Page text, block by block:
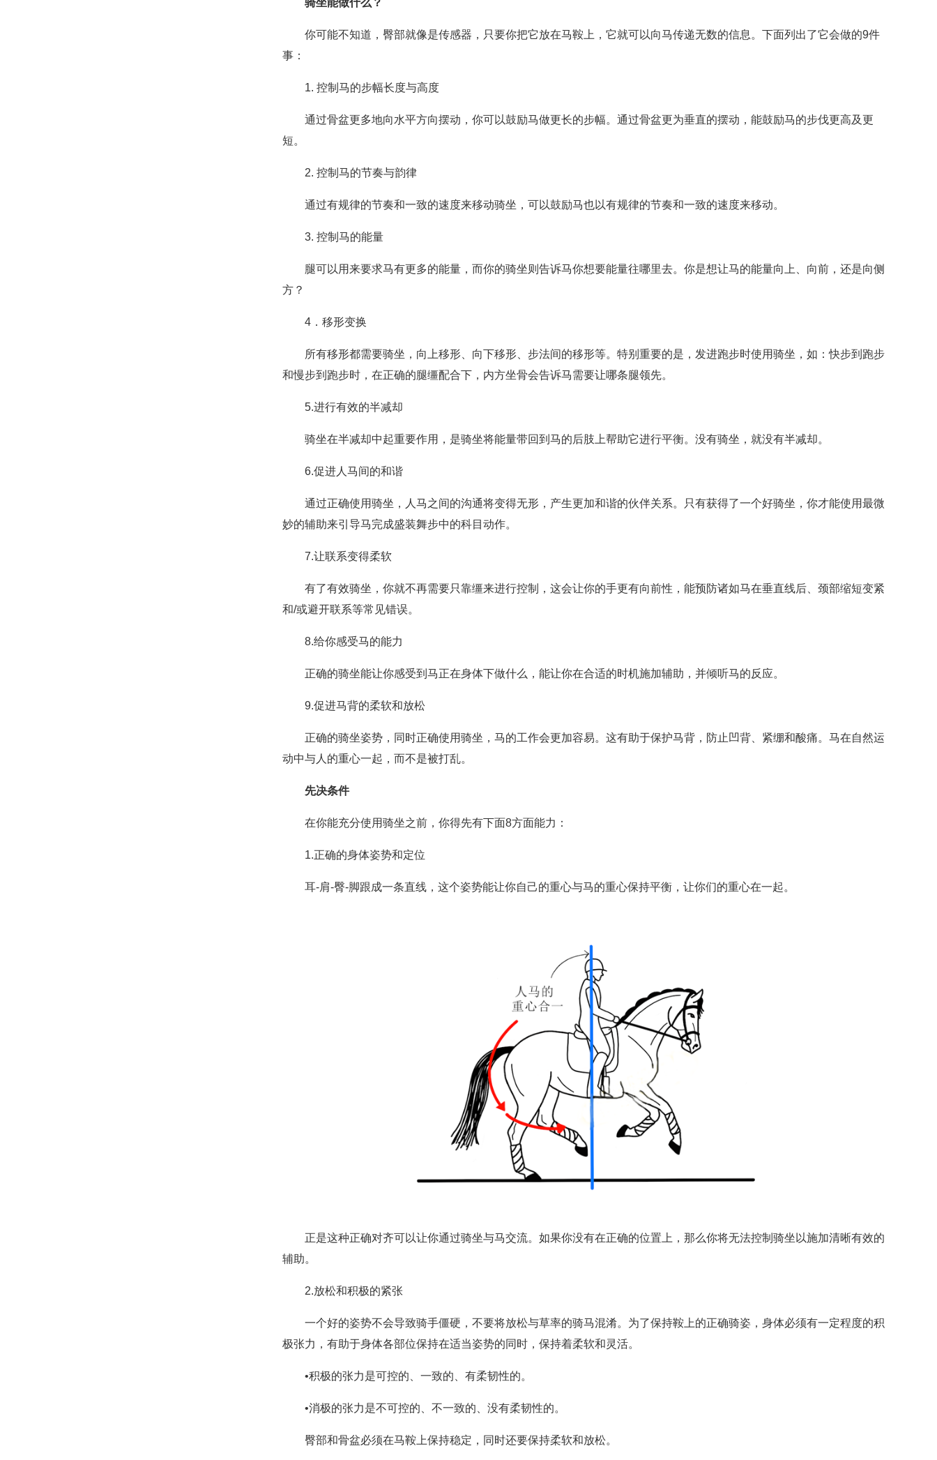
骑坐能做什么？
你可能不知道，臀部就像是传感器，只要你把它放在马鞍上，它就可以向马传递无数的信息。下面列出了它会做的9件
事：
1. 控制马的步幅长度与高度
通过骨盆更多地向水平方向摆动，你可以鼓励马做更长的步幅。通过骨盆更为垂直的摆动，能鼓励马的步伐更高及更
短。
2. 控制马的节奏与韵律
通过有规律的节奏和一致的速度来移动骑坐，可以鼓励马也以有规律的节奏和一致的速度来移动。
3. 控制马的能量
腿可以用来要求马有更多的能量，而你的骑坐则告诉马你想要能量往哪里去。你是想让马的能量向上、向前，还是向侧
方？
4．移形变换
所有移形都需要骑坐，向上移形、向下移形、步法间的移形等。特别重要的是，发进跑步时使用骑坐，如：快步到跑步
和慢步到跑步时，在正确的腿缰配合下，内方坐骨会告诉马需要让哪条腿领先。
5.进行有效的半减却
骑坐在半减却中起重要作用，是骑坐将能量带回到马的后肢上帮助它进行平衡。没有骑坐，就没有半减却。
6.促进人马间的和谐
通过正确使用骑坐，人马之间的沟通将变得无形，产生更加和谐的伙伴关系。只有获得了一个好骑坐，你才能使用最微
妙的辅助来引导马完成盛装舞步中的科目动作。
7.让联系变得柔软
有了有效骑坐，你就不再需要只靠缰来进行控制，这会让你的手更有向前性，能预防诸如马在垂直线后、颈部缩短变紧
和/或避开联系等常见错误。
8.给你感受马的能力
正确的骑坐能让你感受到马正在身体下做什么，能让你在合适的时机施加辅助，并倾听马的反应。
9.促进马背的柔软和放松
正确的骑坐姿势，同时正确使用骑坐，马的工作会更加容易。这有助于保护马背，防止凹背、紧绷和酸痛。马在自然运
动中与人的重心一起，而不是被打乱。
先决条件
在你能充分使用骑坐之前，你得先有下面8方面能力：
1.正确的身体姿势和定位
耳-肩-臀-脚跟成一条直线，这个姿势能让你自己的重心与马的重心保持平衡，让你们的重心在一起。
正是这种正确对齐可以让你通过骑坐与马交流。如果你没有在正确的位置上，那么你将无法控制骑坐以施加清晰有效的
辅助。
2.放松和积极的紧张
一个好的姿势不会导致骑手僵硬，不要将放松与草率的骑马混淆。为了保持鞍上的正确骑姿，身体必须有一定程度的积
极张力，有助于身体各部位保持在适当姿势的同时，保持着柔软和灵活。
•积极的张力是可控的、一致的、有柔韧性的。
•消极的张力是不可控的、不一致的、没有柔韧性的。
臀部和骨盆必须在马鞍上保持稳定，同时还要保持柔软和放松。